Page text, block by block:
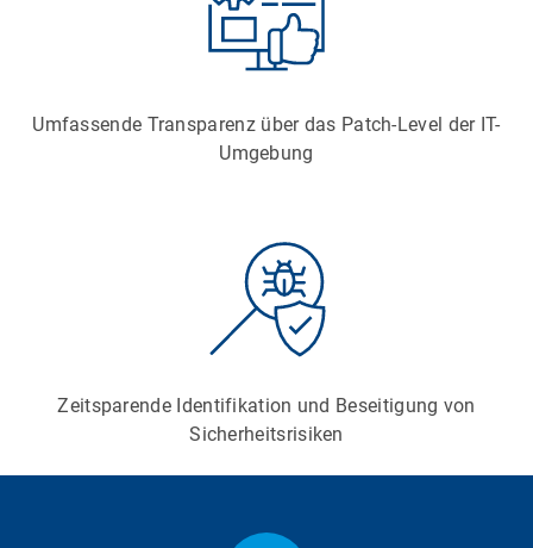
Umfassende Transparenz über das Patch-Level der IT-
Umgebung
Zeitsparende Identifikation und Beseitigung von
Sicherheitsrisiken